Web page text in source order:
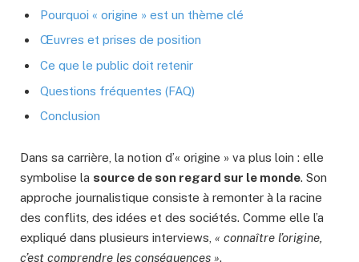
Pourquoi « origine » est un thème clé
Œuvres et prises de position
Ce que le public doit retenir
Questions fréquentes (FAQ)
Conclusion
Dans sa carrière, la notion d’« origine » va plus loin : elle
symbolise la source de son regard sur le monde. Son
approche journalistique consiste à remonter à la racine
des conflits, des idées et des sociétés. Comme elle l’a
expliqué dans plusieurs interviews, « connaître l’origine,
c’est comprendre les conséquences ».